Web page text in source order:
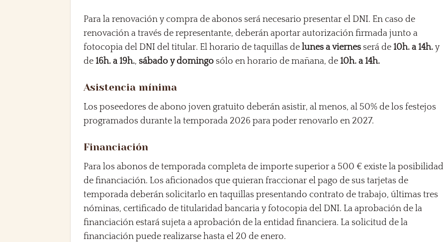
Para la renovación y compra de abonos será necesario presentar el DNI. En caso de
renovación a través de representante, deberán aportar autorización firmada junto a
fotocopia del DNI del titular. El horario de taquillas delunes a viernes será de10h. a 14h. y
de 16h. a 19h., sábado y domingo sólo en horario de mañana, de10h. a 14h.
Asistencia mínima
Los poseedores de abono joven gratuito deberán asistir, al menos, al 50% de los festejos
programados durante la temporada 2026 para poder renovarlo en 2027.
Financiación
Para los abonos de temporada completa de importe superior a 500 € existe la posibilidad
de financiación. Los aficionados que quieran fraccionar el pago de sus tarjetas de
temporada deberán solicitarlo en taquillas presentando contrato de trabajo, últimas tres
nóminas, certificado de titularidad bancaria y fotocopia del DNI. La aprobación de la
financiación estará sujeta a aprobación de la entidad financiera. La solicitud de la
financiación puede realizarse hasta el 20 de enero.